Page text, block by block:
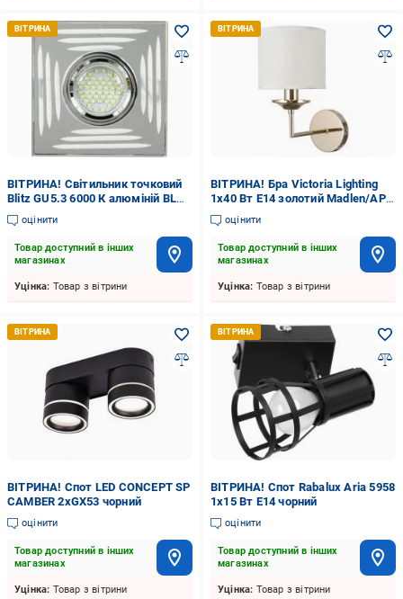
ВІТРИНА! Світильник точковий
Blitz GU5.3 6000 К алюміній BL
225S3 CH+WH
оцінити
Товар доступний в інших
магазинах
Уцінка: Товар з вітрини
ВІТРИНА! Бра Victoria Lighting
1x40 Вт E14 золотий Madlen/AP1
gold
оцінити
Товар доступний в інших
магазинах
Уцінка: Товар з вітрини
ВІТРИНА! Спот LED CONCEPT SP
CAMBER 2xGX53 чорний
оцінити
Товар доступний в інших
магазинах
Уцінка: Товар з вітрини
ВІТРИНА! Спот Rabalux Aria 5958
1x15 Вт E14 чорний
оцінити
Товар доступний в інших
магазинах
Уцінка: Товар з вітрини